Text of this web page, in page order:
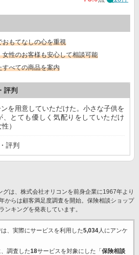
もてなしの心を重視
性のお客様も安心して相談可能
べての商品を案内
評判
を用意していただけた。小さな子供を
、とても優しく気配りをしていただけ
）
評判
グは、株式会社オリコンを前身企業に1967年より
からは顧客満足度調査を開始。保険相談ショップ
ンキングを発表しています。
、実際にサービスを利用した5,034人にアンケ
調査した18サービスを対象にした「保険相談